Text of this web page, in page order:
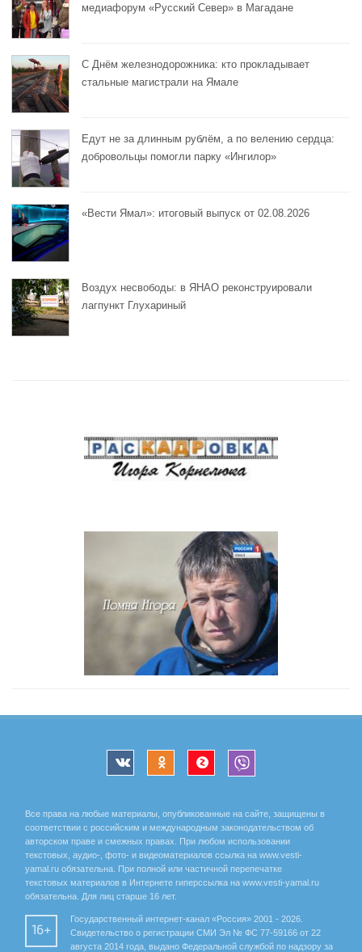
медиафорум «Русский Север» в Магадане
С Днём железнодорожника: кто прокладывает
стальные магистрали на Ямале
Едут не за длинным рублём, а по велению сердца:
добровольцы помогли парку «Ингилор»
«Вести Ямал»: итоговый выпуск от 02.08.2026
Воздух несвободы: в ЯНАО реконструировали
лагпункт Глухариный
Все права на любые материалы, опубликованные на сайте, защищены в
соответствии с российским и международным законодательством об
авторском праве и смежных правах. При любом использовании
текстовых, аудио-, фото- и видеоматериалов ссылка на www.vesti-
yamal.ru обязательна. При полной или частичной перепечатке
текстовых материалов в Интернете гиперссылка на www.vesti-yamal.ru
обязательна. Для лиц старше 16 лет.
16+
Государственный интернет-канал «Россия» 2001 - 2026.
Свидетельство о регистрации СМИ Эл № ФС 77-59166 от 22
августа 2014 года, выдано Федеральной службой по надзору за